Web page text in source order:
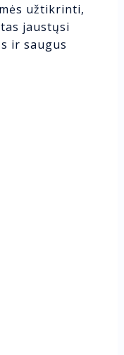
užtikrinti,
jaustųsi
ir saugus